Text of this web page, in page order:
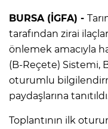
BURSA (İGFA) -
tarafından zirai
önlemek amacıyla
(B-Reçete) Sistemi,
oturumlu
paydaşlarına
Toplantının ilk